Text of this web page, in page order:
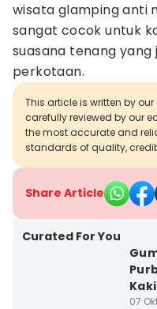
wisata glamping anti
sangat cocok untuk
suasana tenang yang
perkotaan.
This article is written by
carefully reviewed by our
the most accurate and
standards of quality,
Share Article
Curated For You
07